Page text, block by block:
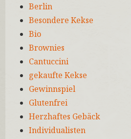
Berlin
Besondere Kekse
Bio
Brownies
Cantuccini
gekaufte Kekse
Gewinnspiel
Glutenfrei
Herzhaftes Gebäck
Individualisten